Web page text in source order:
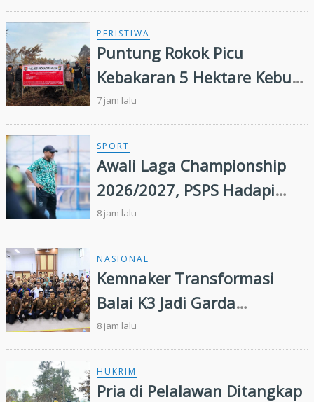
PERISTIWA
Puntung Rokok Picu
Kebakaran 5 Hektare Kebun
Sawit
7 jam lalu
SPORT
Awali Laga Championship
2026/2027, PSPS Hadapi
PSIS Malam Ini
8 jam lalu
NASIONAL
Kemnaker Transformasi
Balai K3 Jadi Garda
Terdepan Pencegahan
Kecelakaan Kerja
8 jam lalu
HUKRIM
Pria di Pelalawan Ditangkap